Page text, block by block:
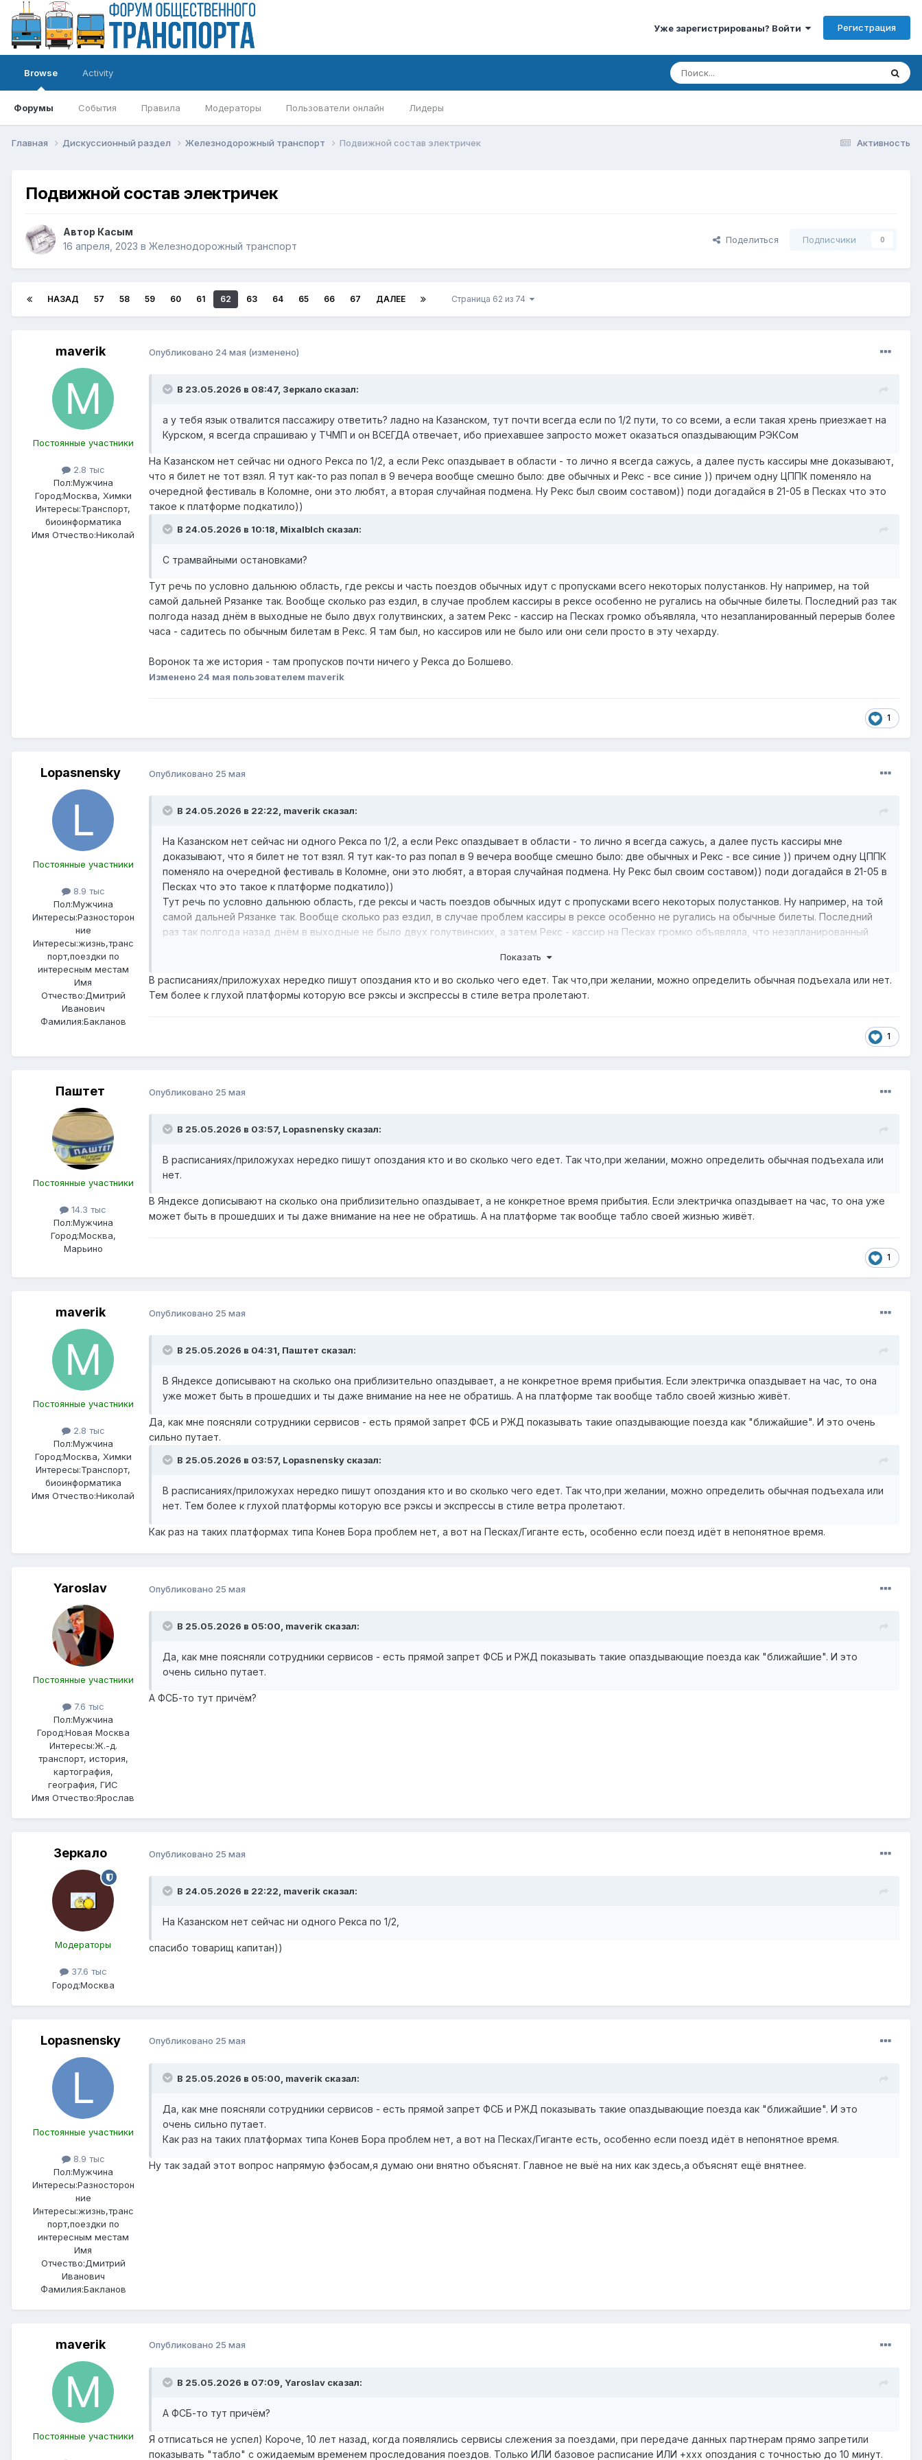
Уже зарегистрированы? Войти Регистрация
Browse
Форумы События Правила Модераторы Пользователи онлайн Лидеры
Activity
Активность
Главная Дискуссионный раздел Железнодорожный транспорт Подвижной состав электричек
Подвижной состав электричек
Автор Касым
16 апреля, 2023 в Железнодорожный транспорт
Поделиться Подписчики 0
НАЗАД 57 58 59 60 61 62 63 64 65 66 67 ДАЛЕЕ Страница 62 из 74
maverik
Постоянные участники
2.8 тыс
Пол:Мужчина
Город:Москва, Химки
Интересы:Транспорт,
биоинформатика
Имя Отчество:Николай
Опубликовано 24 мая (изменено)
В 23.05.2026 в 08:47, Зеркало сказал:
а у тебя язык отвалится пассажиру ответить? ладно на Казанском, тут почти всегда если по 1/2 пути, то со всеми, а если такая хрень приезжает на
Курском, я всегда спрашиваю у ТЧМП и он ВСЕГДА отвечает, ибо приехавшее запросто может оказаться опаздывающим РЭКСом
На Казанском нет сейчас ни одного Рекса по 1/2, а если Рекс опаздывает в области - то лично я всегда сажусь, а далее пусть кассиры мне доказывают,
что я билет не тот взял. Я тут как-то раз попал в 9 вечера вообще смешно было: две обычных и Рекс - все синие )) причем одну ЦППК поменяло на
очередной фестиваль в Коломне, они это любят, а вторая случайная подмена. Ну Рекс был своим составом)) поди догадайся в 21-05 в Песках что это
такое к платформе подкатило))
В 24.05.2026 в 10:18, Mixalblch сказал:
С трамвайными остановками?
Тут речь по условно дальнюю область, где рексы и часть поездов обычных идут с пропусками всего некоторых полустанков. Ну например, на той
самой дальней Рязанке так. Вообще сколько раз ездил, в случае проблем кассиры в рексе особенно не ругались на обычные билеты. Последний раз так
полгода назад днём в выходные не было двух голутвинских, а затем Рекс - кассир на Песках громко объявляла, что незапланированный перерыв более
часа - садитесь по обычным билетам в Рекс. Я там был, но кассиров или не было или они сели просто в эту чехарду.
Воронок та же история - там пропусков почти ничего у Рекса до Болшево.
Изменено 24 мая пользователем maverik
1
Lopasnensky
Постоянные участники
8.9 тыс
Пол:Мужчина
Интересы:Разносторон
ние
Интересы:жизнь,транс
порт,поездки по
интересным местам
Имя
Отчество:Дмитрий
Иванович
Фамилия:Бакланов
Опубликовано 25 мая
В 24.05.2026 в 22:22, maverik сказал:
На Казанском нет сейчас ни одного Рекса по 1/2, а если Рекс опаздывает в области - то лично я всегда сажусь, а далее пусть кассиры мне
доказывают, что я билет не тот взял. Я тут как-то раз попал в 9 вечера вообще смешно было: две обычных и Рекс - все синие )) причем одну ЦППК
поменяло на очередной фестиваль в Коломне, они это любят, а вторая случайная подмена. Ну Рекс был своим составом)) поди догадайся в 21-05 в
Песках что это такое к платформе подкатило))
Тут речь по условно дальнюю область, где рексы и часть поездов обычных идут с пропусками всего некоторых полустанков. Ну например, на той
самой дальней Рязанке так. Вообще сколько раз ездил, в случае проблем кассиры в рексе особенно не ругались на обычные билеты. Последний
раз так полгода назад днём в выходные не было двух голутвинских, а затем Рекс - кассир на Песках громко объявляла, что незапланированный
Воронок та же история - там пропусков почти ничего у Рекса до Болшево.
Показать
В расписаниях/приложухах нередко пишут опоздания кто и во сколько чего едет. Так что,при желании, можно определить обычная подъехала или нет.
Тем более к глухой платформы которую все рэксы и экспрессы в стиле ветра пролетают.
1
Паштет
Постоянные участники
14.3 тыс
Пол:Мужчина
Город:Москва,
Марьино
Опубликовано 25 мая
В 25.05.2026 в 03:57, Lopasnensky сказал:
В расписаниях/приложухах нередко пишут опоздания кто и во сколько чего едет. Так что,при желании, можно определить обычная подъехала или
нет.
В Яндексе дописывают на сколько она приблизительно опаздывает, а не конкретное время прибытия. Если электричка опаздывает на час, то она уже
может быть в прошедших и ты даже внимание на нее не обратишь. А на платформе так вообще табло своей жизнью живёт.
1
maverik
Постоянные участники
2.8 тыс
Пол:Мужчина
Город:Москва, Химки
Интересы:Транспорт,
биоинформатика
Имя Отчество:Николай
Опубликовано 25 мая
В 25.05.2026 в 04:31, Паштет сказал:
В Яндексе дописывают на сколько она приблизительно опаздывает, а не конкретное время прибытия. Если электричка опаздывает на час, то она
уже может быть в прошедших и ты даже внимание на нее не обратишь. А на платформе так вообще табло своей жизнью живёт.
Да, как мне поясняли сотрудники сервисов - есть прямой запрет ФСБ и РЖД показывать такие опаздывающие поезда как "ближайшие". И это очень
сильно путает.
В 25.05.2026 в 03:57, Lopasnensky сказал:
В расписаниях/приложухах нередко пишут опоздания кто и во сколько чего едет. Так что,при желании, можно определить обычная подъехала или
нет. Тем более к глухой платформы которую все рэксы и экспрессы в стиле ветра пролетают.
Как раз на таких платформах типа Конев Бора проблем нет, а вот на Песках/Гиганте есть, особенно если поезд идёт в непонятное время.
Yaroslav
Постоянные участники
7.6 тыс
Пол:Мужчина
Город:Новая Москва
Интересы:Ж.-д.
транспорт, история,
картография,
география, ГИС
Имя Отчество:Ярослав
Опубликовано 25 мая
В 25.05.2026 в 05:00, maverik сказал:
Да, как мне поясняли сотрудники сервисов - есть прямой запрет ФСБ и РЖД показывать такие опаздывающие поезда как "ближайшие". И это
очень сильно путает.
А ФСБ-то тут причём?
Зеркало
Модераторы
37.6 тыс
Город:Москва
Опубликовано 25 мая
В 24.05.2026 в 22:22, maverik сказал:
На Казанском нет сейчас ни одного Рекса по 1/2,
спасибо товарищ капитан))
Lopasnensky
Постоянные участники
8.9 тыс
Пол:Мужчина
Интересы:Разносторон
ние
Интересы:жизнь,транс
порт,поездки по
интересным местам
Имя
Отчество:Дмитрий
Иванович
Фамилия:Бакланов
Опубликовано 25 мая
В 25.05.2026 в 05:00, maverik сказал:
Да, как мне поясняли сотрудники сервисов - есть прямой запрет ФСБ и РЖД показывать такие опаздывающие поезда как "ближайшие". И это
очень сильно путает.
Как раз на таких платформах типа Конев Бора проблем нет, а вот на Песках/Гиганте есть, особенно если поезд идёт в непонятное время.
Ну так задай этот вопрос напрямую фэбосам,я думаю они внятно объяснят. Главное не выё на них как здесь,а объяснят ещё внятнее.
maverik
Постоянные участники
Опубликовано 25 мая
В 25.05.2026 в 07:09, Yaroslav сказал:
А ФСБ-то тут причём?
Я отписаться не успел) Короче, 10 лет назад, когда появлялись сервисы слежения за поездами, при передаче данных партнерам прямо запретили
показывать "табло" с ожидаемым временем проследования поездов. Только ИЛИ базовое расписание ИЛИ +ххх опоздания с точностью до 10 минут.